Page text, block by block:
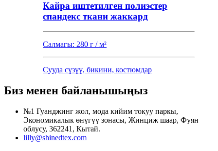
Кайра иштетилген полиэстер
спандекс ткани жаккард
Салмагы: 280 г / м²
Сууда сүзүү, бикини, костюмдар
Биз менен байланышыңыз
№1 Гуанджинг жол, мода кийим токуу паркы,
Экономикалык өнүгүү зонасы, Жинциж шаар, Фуян
облусу, 362241, Кытай.
lilly@shinedtex.com